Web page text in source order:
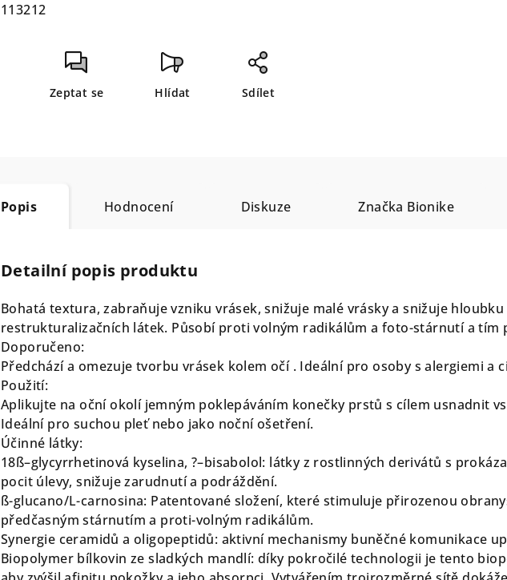
113212
Zeptat se Hlídat Sdílet
Popis Hodnocení Diskuze Značka Bionike
Detailní popis produktu
Bohatá textura, zabraňuje vzniku vrásek, snižuje malé vrásky a snižuje
restrukturalizačních látek. Působí proti volným radikálům a foto-stárnutí a tím
Doporučeno:
Předchází a omezuje tvorbu vrásek kolem očí . Ideální pro osoby s alergiemi a
Použití:
Aplikujte na oční okolí jemným poklepáváním konečky prstů s cílem usnadnit
Ideální pro suchou pleť nebo jako noční ošetření.
Účinné látky:
18ß–glycyrrhetinová kyselina, ?–bisabolol: látky z rostlinných derivátů s
pocit úlevy, snižuje zarudnutí a podráždění.
ß-glucano/L-carnosina: Patentované složení, které stimuluje přirozenou
předčasným stárnutím a proti-volným radikálům.
Synergie ceramidů a oligopeptidů: aktivní mechanismy buněčné komunikace
Biopolymer bílkovin ze sladkých mandlí: díky pokročilé technologii je tento